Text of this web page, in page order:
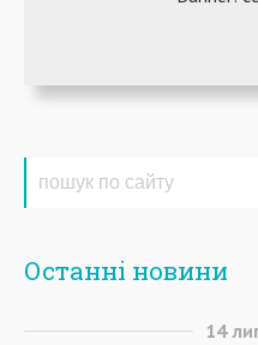
Останні новини
14